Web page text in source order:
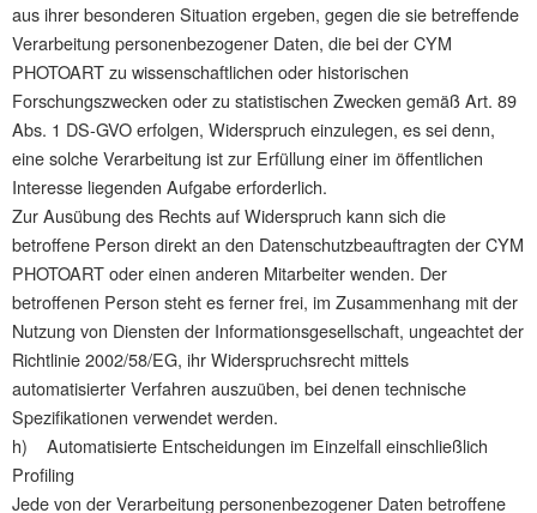
aus ihrer besonderen Situation ergeben, gegen die sie betreffende
Verarbeitung personenbezogener Daten, die bei der CYM
PHOTOART zu wissenschaftlichen oder historischen
Forschungszwecken oder zu statistischen Zwecken gemäß Art. 89
Abs. 1 DS-GVO erfolgen, Widerspruch einzulegen, es sei denn,
eine solche Verarbeitung ist zur Erfüllung einer im öffentlichen
Interesse liegenden Aufgabe erforderlich.
Zur Ausübung des Rechts auf Widerspruch kann sich die
betroffene Person direkt an den Datenschutzbeauftragten der CYM
PHOTOART oder einen anderen Mitarbeiter wenden. Der
betroffenen Person steht es ferner frei, im Zusammenhang mit der
Nutzung von Diensten der Informationsgesellschaft, ungeachtet der
Richtlinie 2002/58/EG, ihr Widerspruchsrecht mittels
automatisierter Verfahren auszuüben, bei denen technische
Spezifikationen verwendet werden.
h) Automatisierte Entscheidungen im Einzelfall einschließlich
Profiling
Jede von der Verarbeitung personenbezogener Daten betroffene